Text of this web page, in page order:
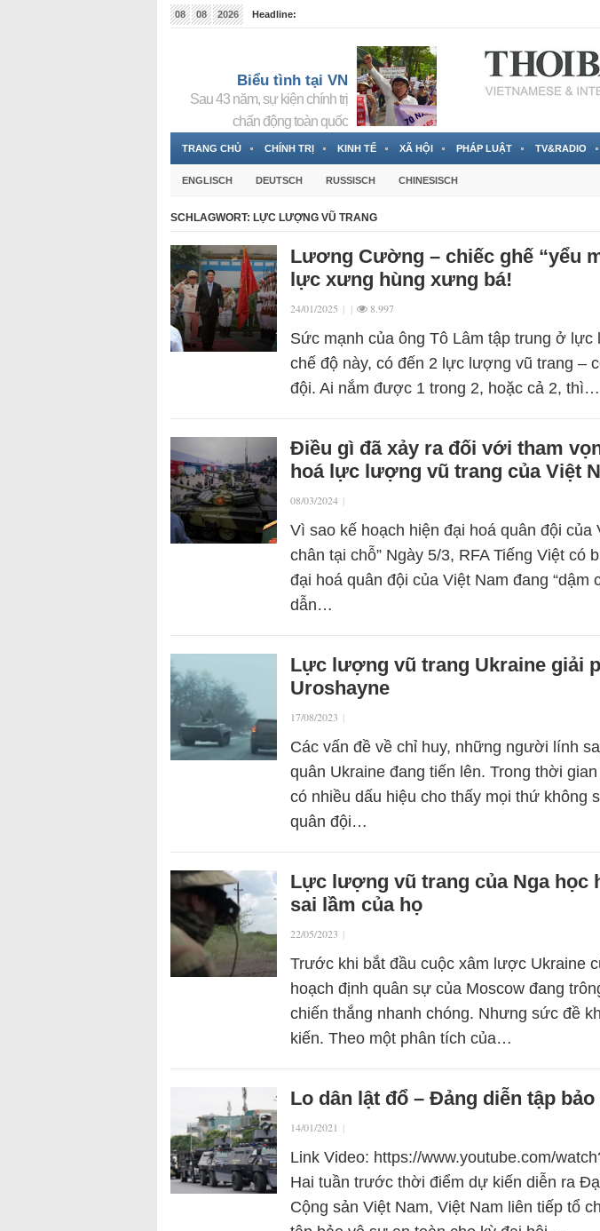
08 08 2026
Headline:
Biểu tình tại VN
Sau 43 năm, sự kiện chính trị
chấn động toàn quốc
TRANG CHỦ CHÍNH TRỊ KINH TẾ XÃ HỘI PHÁP LUẬT TV&RADIO
ENGLISCH DEUTSCH RUSSISCH CHINESISCH
SCHLAGWORT: LỰC LƯỢNG VŨ TRANG
Lương Cường – chiếc ghế “yểu
lực xưng hùng xưng bá!
24/01/2025 | | 8.997
Sức mạnh của ông Tô Lâm tập trung ở
chế độ này, có đến 2 lực lượng vũ trang –
đội. Ai nắm được 1 trong 2, hoặc cả 2, thì…
Điều gì đã xảy ra đối với tham
hoá lực lượng vũ trang của Việt
08/03/2024 |
Vì sao kế hoạch hiện đại hoá quân đội của
chân tại chỗ” Ngày 5/3, RFA Tiếng Việt có
đại hoá quân đội của Việt Nam đang “dậm
dẫn…
Lực lượng vũ trang Ukraine giải
Uroshayne
17/08/2023 |
Các vấn đề về chỉ huy, những người lính
quân Ukraine đang tiến lên. Trong thời
có nhiều dấu hiệu cho thấy mọi thứ không
quân đội…
Lực lượng vũ trang của Nga học
sai lầm của họ
22/05/2023 |
Trước khi bắt đầu cuộc xâm lược Ukraine
hoạch định quân sự của Moscow đang
chiến thắng nhanh chóng. Nhưng sức đề
kiến. Theo một phân tích của…
Lo dân lật đổ – Đảng diễn tập
14/01/2021 |
Link Video: https://www.youtube.com/
Hai tuần trước thời điểm dự kiến diễn ra
Cộng sản Việt Nam, Việt Nam liên tiếp tổ